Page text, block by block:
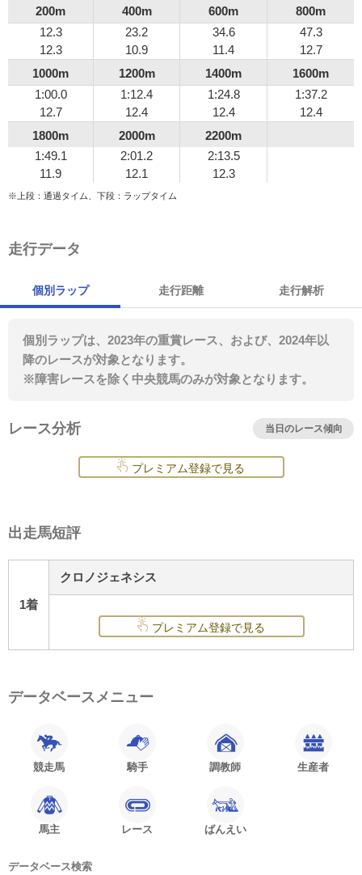
200m 400m 600m
800m
12.3
12.3
23.2
10.9
34.6
11.4
47.3
12.7
1000m
1200m 1400m
1600m
1:00.0
12.7
1:12.4
12.4
1:24.8
12.4
1:37.2
12.4
1800m
2000m
2200m
1:49.1
11.9
2:01.2
12.1
2:13.5
12.3
※上段：通過タイム、下段：ラップタイム
走行データ
個別ラップ 走行距離 走行解析
個別ラップは、2023年の重賞レース、および、2024年以
降のレースが対象となります。
※障害レースを除く中央競馬のみが対象となります。
レース分析 当日のレース傾向
プレミアム登録で見る
出走馬短評
1着
クロノジェネシス
プレミアム登録で見る
データベースメニュー
競走馬 騎手 調教師 生産者
馬主 レース ばんえい
データベース検索